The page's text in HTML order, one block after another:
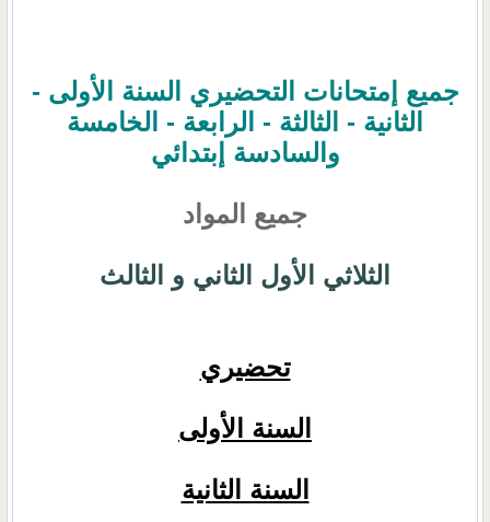
جميع إمتحانات التحضيري السنة الأولى -
الثانية - الثالثة - الرابعة - الخامسة
والسادسة إبتدائي
جميع المواد
الثلاثي الأول الثاني و الثالث
تحضيري
السنة الأولى
السنة الثانية